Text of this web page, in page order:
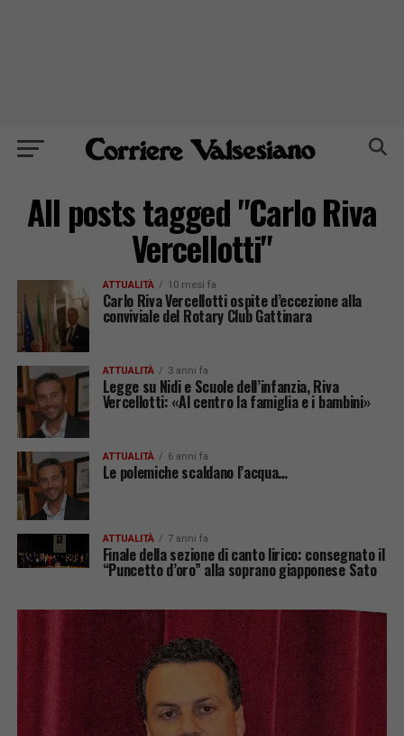
All posts tagged "Carlo Riva
Vercellotti"
ATTUALITÀ 10 mesi fa
Carlo Riva Vercellotti ospite d’eccezione alla
conviviale del Rotary Club Gattinara
ATTUALITÀ 3 anni fa
Legge su Nidi e Scuole dell’infanzia, Riva
Vercellotti: «Al centro la famiglia e i bambini»
ATTUALITÀ 6 anni fa
Le polemiche scaldano l’acqua…
ATTUALITÀ 7 anni fa
Finale della sezione di canto lirico: consegnato il
“Puncetto d’oro” alla soprano giapponese Sato